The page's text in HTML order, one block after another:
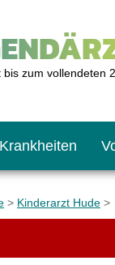
zum vollendeten
erste Jahr
Krankheiten
U1 bis U6
Rechner
> Kinderarzt Hude >